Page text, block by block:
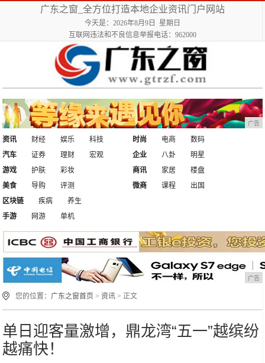
广东之窗_全方位打造本地企业资讯门户网站
今天是：2026年8月9日 星期日
互联网违法和不良信息举报电话：962000
广告
资讯 财经 娱乐
科技
汽车
证券 理财 宏观
时尚 电商
数码
企业
八卦
明星
游戏
护肤
彩妆
美食
导购 评测
商讯 家居
楼盘
微商
课程
出国
区块链
疾病
养生
手游
网游 单机
广告
您的位置： 广东之窗首页 >资讯 > 正文
单日迎客量激增，鼎龙湾“五一”越缤纷
越痛快！